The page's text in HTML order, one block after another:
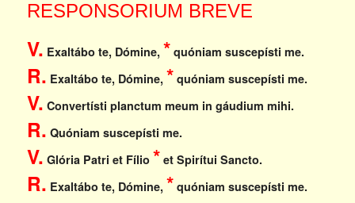
RESPONSORIUM BREVE
V. Exaltábo te, Dómine, * quóniam suscepísti me.
R. Exaltábo te, Dómine, * quóniam suscepísti me.
V. Convertísti planctum meum in gáudium mihi.
R. Quóniam suscepísti me.
V. Glória Patri et Fílio * et Spirítui Sancto.
R. Exaltábo te, Dómine, * quóniam suscepísti me.